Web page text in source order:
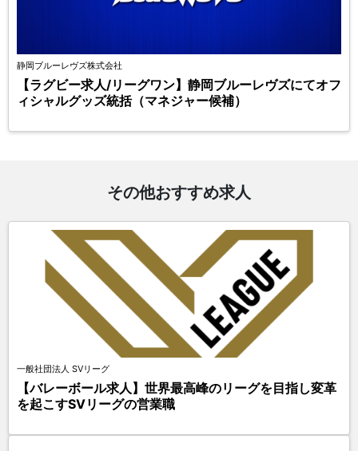
静岡ブルーレヴズ株式会社
【ラグビー求人/リーグワン】静岡ブルーレヴズにてオフ
ィシャルグッズ統括（マネジャー候補）
その他おすすめ求人
一般社団法人 SVリーグ
【バレーボール求人】世界最高峰のリーグを目指し変革
を起こすSVリーグの営業職